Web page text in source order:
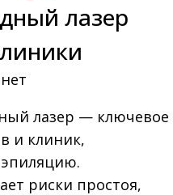
лазер
лазер — ключевое
и клиник,
риски простоя,